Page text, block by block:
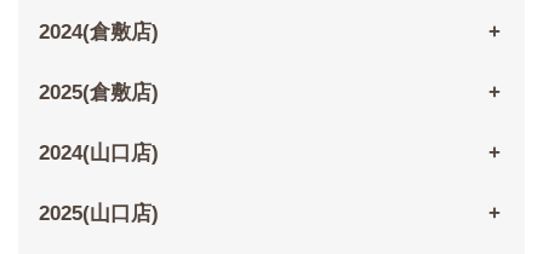
2024(倉敷店)
2025(倉敷店)
2024(山口店)
2025(山口店)